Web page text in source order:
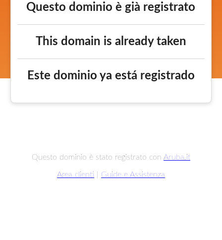
Questo dominio è già registrato
This domain is already taken
Este dominio ya está registrado
Questo dominio è stato registrato con Aruba.it
Area clienti Guide e Assistenza